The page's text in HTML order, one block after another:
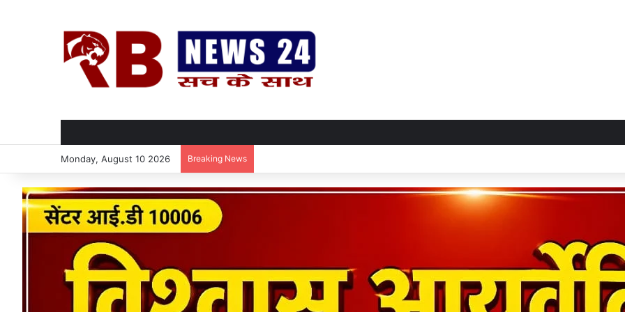
Monday, August 10 2026 Breaking News